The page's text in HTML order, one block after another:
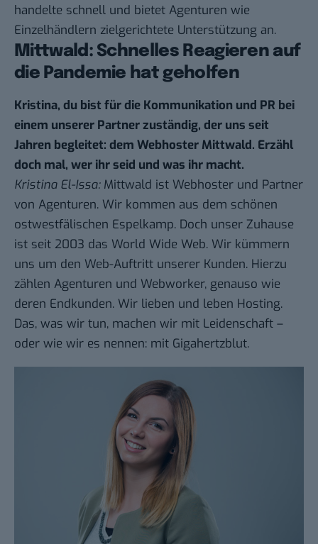
handelte schnell und bietet Agenturen wie
Einzelhändlern zielgerichtete Unterstützung an.
Mittwald: Schnelles Reagieren auf
die Pandemie hat geholfen
Kristina, du bist für die Kommunikation und PR bei
einem unserer Partner zuständig, der uns seit
Jahren begleitet: dem Webhoster Mittwald. Erzähl
doch mal, wer ihr seid und was ihr macht.
Kristina El-Issa:Mittwald ist Webhoster und Partner
von Agenturen. Wir kommen aus dem schönen
ostwestfälischen Espelkamp. Doch unser Zuhause
ist seit 2003 das World Wide Web. Wir kümmern
uns um den Web-Auftritt unserer Kunden. Hierzu
zählen Agenturen und Webworker, genauso wie
deren Endkunden. Wir lieben und leben Hosting.
Das, was wir tun, machen wir mit Leidenschaft –
oder wie wir es nennen: mit Gigahertzblut.